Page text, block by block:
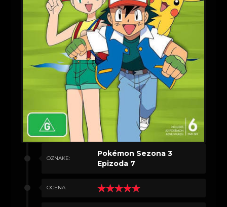
OZNAKE:
Pokémon Sezona 3
Epizoda 7
OCENA: